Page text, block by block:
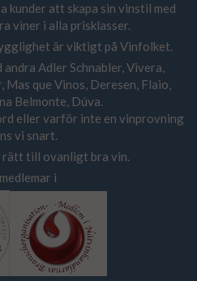
kunder att skapa sin vinstil med
viner i alla prisklasser.
är viktigt på Vinfolket.
Adler Schnabler, Vivera,
Mas que Vinos, Deresen, Flaio,
Belmonte, Dúva.
eller varför inte en vinprovning
vi snart.
rätt till ovanligt bra vin.
i